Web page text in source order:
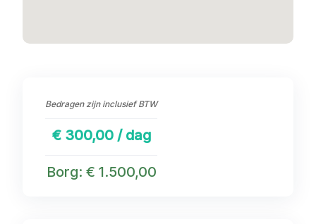
Bedragen zijn inclusief BTW
€ 300,00 / dag
Borg: € 1.500,00